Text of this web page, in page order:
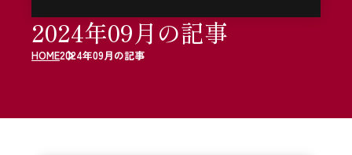
2024年09月の記事
HOME2024年09月の記事